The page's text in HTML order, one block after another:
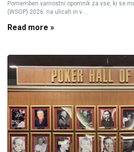
Pomemben varnostni opomnik za vse, ki se
(WSOP) 2026: na ulicah in v ...
Read more »